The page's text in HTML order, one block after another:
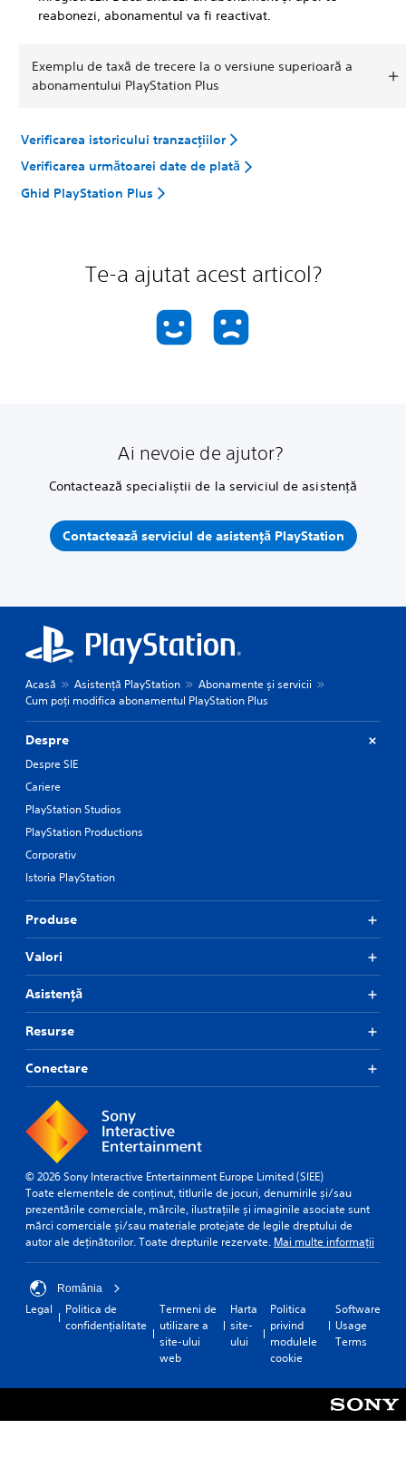
reabonezi, abonamentul va fi reactivat.
Exemplu de taxă de trecere la o versiune superioară a
abonamentului PlayStation Plus
Verificarea istoricului tranzacțiilor
Verificarea următoarei date de plată
Ghid PlayStation Plus
Te-a ajutat acest articol?
Ai nevoie de ajutor?
Contactează specialiștii de la serviciul de asistență
Contactează serviciul de asistență PlayStation
Acasă Asistență PlayStation
Abonamente și servicii
Cum poți modifica abonamentul PlayStation Plus
Despre
Despre SIE
Cariere
PlayStation Studios
PlayStation Productions
Corporativ
Istoria PlayStation
Produse
Valori
Asistență
Resurse
Conectare
© 2026 Sony Interactive Entertainment Europe Limited (SIEE)
Toate elementele de conținut, titlurile de jocuri, denumirile și/sau
prezentările comerciale, mărcile, ilustrațiile și imaginile asociate sunt
mărci comerciale și/sau materiale protejate de legile dreptului de
autor ale deținătorilor. Toate drepturile rezervate. Mai multe informații
România
Legal
Politica de
confidențialitate
Termeni de
utilizare a
site-ului
web
Harta
site-
ului
Politica
privind
modulele
cookie
Software
Usage
Terms